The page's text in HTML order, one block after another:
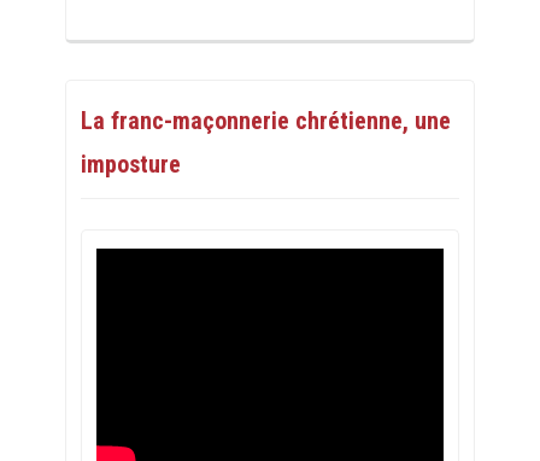
La franc-maçonnerie chrétienne, une
imposture